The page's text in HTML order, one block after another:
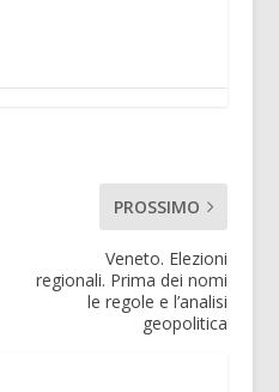
PROSSIMO
Veneto. Elezioni
regionali. Prima dei nomi
le regole e l’analisi
geopolitica